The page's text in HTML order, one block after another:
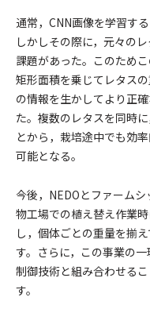
通常，CNN画像を学習す
しかしその際に，元々の
課題があった。このため
矩形面積を乗じてレタス
の情報を生かしてより正
た。複数のレタスを同時
とから，栽培途中でも効
可能となる。
今後，NEDOとファーム
物工場での植え替え作業
し，個体ごとの重量を揃
す。さらに，この事業の
制御技術と組み合わせる
す。